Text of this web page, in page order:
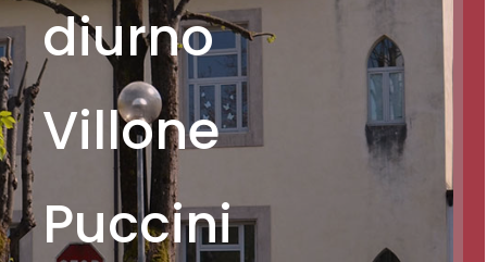
diurno
Villone
Puccini